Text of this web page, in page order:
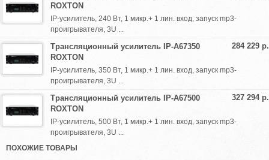
ROXTON
IP-усилитель, 240 Вт, 1 микр.+ 1 лин. вход, запуск mp3-
проигрывателя, 3U ...
284 229 р.
Трансляционный усилитель IP-A67350
ROXTON
IP-усилитель, 350 Вт, 1 микр.+ 1 лин. вход, запуск mp3-
проигрывателя, 3U ...
327 294 р.
Трансляционный усилитель IP-A67500
ROXTON
IP-усилитель, 500 Вт, 1 микр.+ 1 лин. вход, запуск mp3-
проигрывателя, 3U ...
ПОХОЖИЕ ТОВАРЫ